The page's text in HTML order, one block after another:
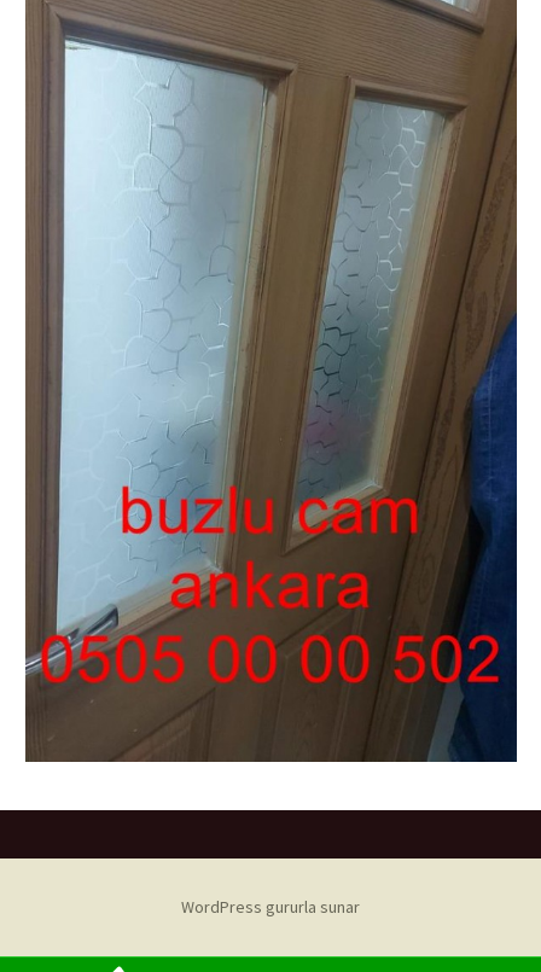
WordPress gururla sunar